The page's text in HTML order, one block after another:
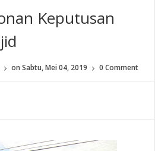
Keputusan
onSabtu, Mei 04, 2019 0 Comment